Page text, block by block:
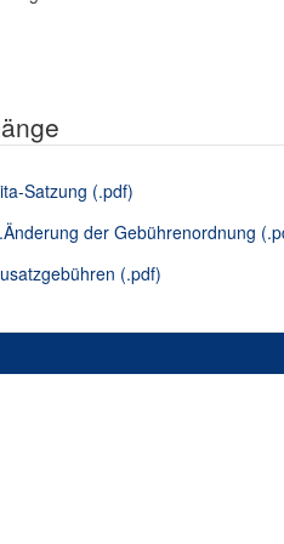
Satzung (.pdf)
der Gebührenordnung
(.pdf)